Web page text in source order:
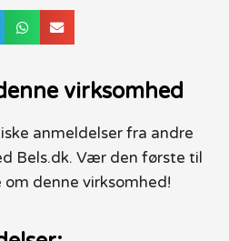
virksomhed
anmeldelser fra andre
Bels.dk. Vær den første til
denne virksomhed!